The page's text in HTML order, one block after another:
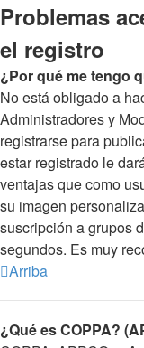
Problemas
el registro
¿Por qué me tengo
No está obligado a
Administradores y
registrarse para
estar registrado le
ventajas que como
su imagen
suscripción a grupos
segundos. Es muy
Arriba
¿Qué es COPPA?